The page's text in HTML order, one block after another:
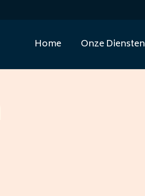
Home Onze Diensten